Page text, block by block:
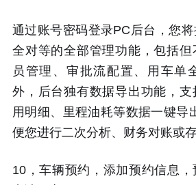
通过账号密码登录PC后台，您
全对等的全部管理功能，包括但
员管理、审批流配置、用车单
外，后台独有数据导出功能，
用明细、里程油耗等数据一键导
便您进行二次分析、财务对账或存
10，车辆预约，添加预约信息